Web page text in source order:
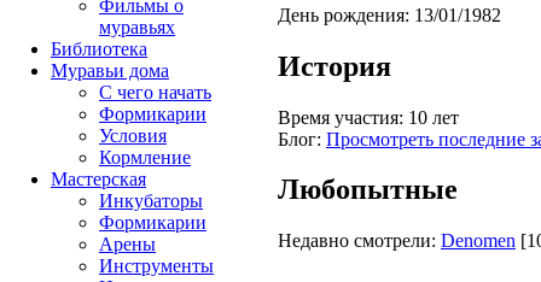
День рождения: 13/01/1982
История
Время участия: 10 лет
Блог: Просмотреть последние
Любопытные
Недавно смотрели: Denomen
Фильмы о
муравьях
Библиотека
Муравьи дома
С чего начать
Формикарии
Условия
Кормление
Мастерская
Инкубаторы
Формикарии
Арены
Инструменты